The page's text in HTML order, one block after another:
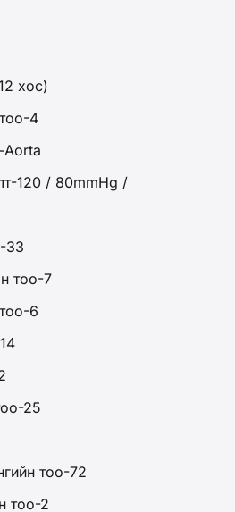
хос)
4
Aorta
120 / 80mmHg /
33
тоо-7
6
25
тоо-72
тоо-2